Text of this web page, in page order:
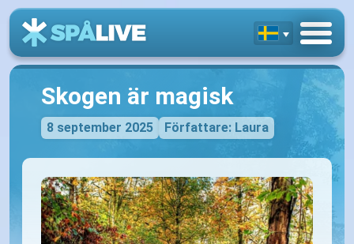
Skogen är magisk
8 september 2025 Författare: Laura